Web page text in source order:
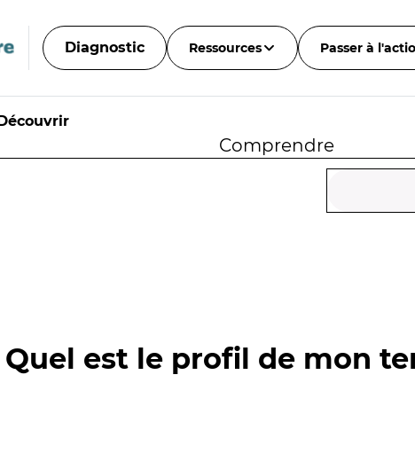
Diagnostic Ressources Passer à
Comprendre
Quel est le profil de mon